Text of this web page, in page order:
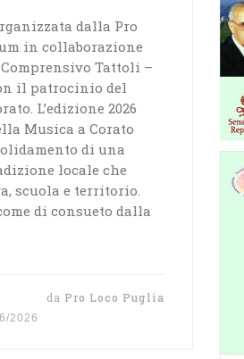
dalla Pro
in collaborazione
Tattoli –
il patrocinio del
L’edizione 2026
Musica a Corato
di una
locale che
scuola e territorio.
di consueto dalla
da Pro Loco Puglia
2026